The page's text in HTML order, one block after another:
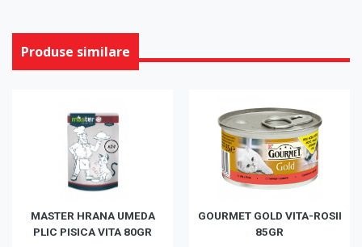
Produse similare
MASTER HRANA UMEDA
PLIC PISICA VITA 80GR
GOURMET GOLD VITA-ROSII
85GR